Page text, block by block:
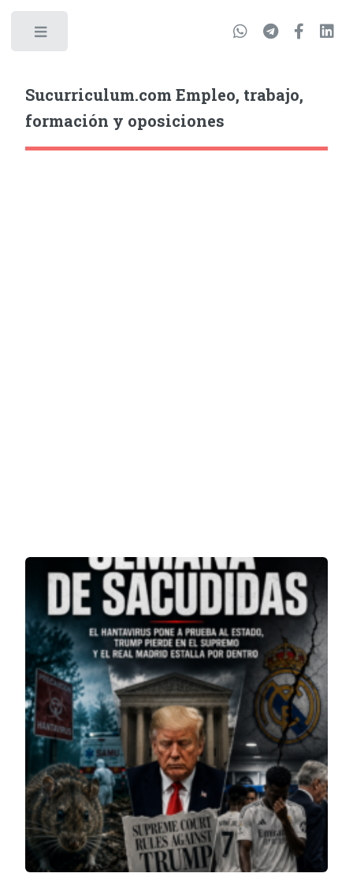
Sucurriculum.com Empleo, trabajo,
formación y oposiciones